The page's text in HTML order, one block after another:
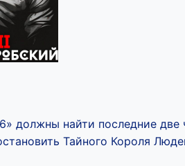
должны найти последние две
Тайного Короля